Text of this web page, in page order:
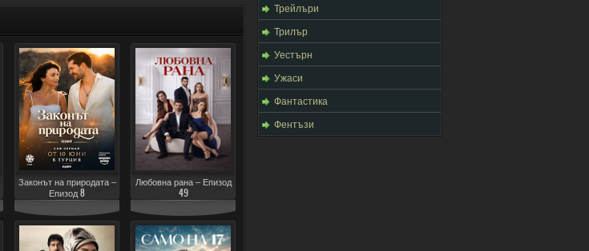
Законът на природата –
Епизод 8
Любовна рана – Епизод
49
Трейлъри
Трилър
Уестърн
Ужаси
Фантастика
Фентъзи